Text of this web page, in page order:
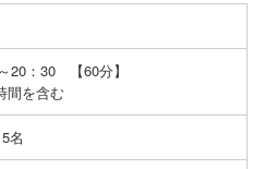
20：30 【60分】
間を含む
名